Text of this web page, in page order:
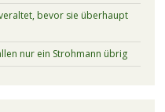
bevor sie überhaupt
nur ein Strohmann übrig